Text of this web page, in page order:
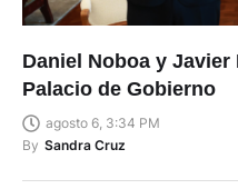
Daniel Noboa y Javier
Palacio de Gobierno
agosto 6, 3:34 PM
By Sandra Cruz